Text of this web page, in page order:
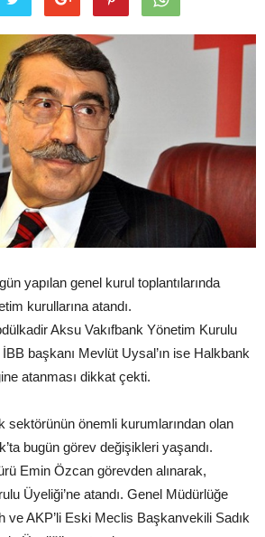
yapılan genel kurul toplantılarında
kurullarına atandı.
Aksu Vakıfbank Yönetim Kurulu
başkanı Mevlüt Uysal’ın ise Halkbank
atanması dikkat çekti.
sektörünün önemli kurumlarından olan
bugün görev değişikleri yaşandı.
Emin Özcan görevden alınarak,
Üyeliği’ne atandı. Genel Müdürlüğe
ve AKP’li Eski Meclis Başkanvekili Sadık